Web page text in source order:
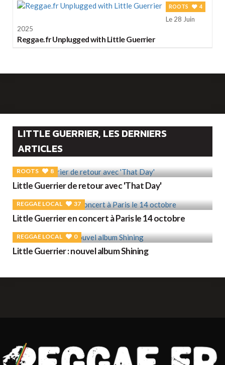
ROOTS 4
Le 28 Juin
2025
Reggae.fr Unplugged with Little Guerrier
LITTLE GUERRIER, LES DERNIERS
ARTICLES
ROOTS 8
Little Guerrier de retour avec 'That Day'
REGGAE LOCAL 37
Little Guerrier en concert à Paris le 14 octobre
REGGAE LOCAL 0
Little Guerrier : nouvel album Shining